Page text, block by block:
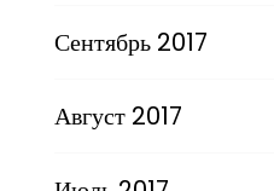
Сентябрь 2017
Август 2017